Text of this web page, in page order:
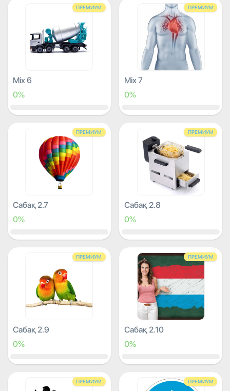
ПРЕМИУМ
Mix 6
0%
ПРЕМИУМ
Mix 7
0%
ПРЕМИУМ
Сабақ 2.7
0%
ПРЕМИУМ
Сабақ 2.8
0%
ПРЕМИУМ
Сабақ 2.9
0%
ПРЕМИУМ
Сабақ 2.10
0%
ПРЕМИУМ ПРЕМИУМ